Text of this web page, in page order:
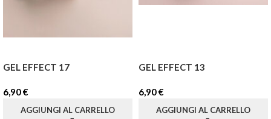
GEL EFFECT 17
6,90€
AGGIUNGI AL CARRELLO
GEL EFFECT 13
6,90€
AGGIUNGI AL CARRELLO